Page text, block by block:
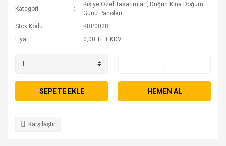
Kategori
Kişiye Özel Tasarımlar , Düğün Kına Doğum
Günü Panoları
Stok Kodu
KRP0028
Fiyat
0,00 TL + KDV
SEPETE EKLE HEMEN AL
Karşılaştır